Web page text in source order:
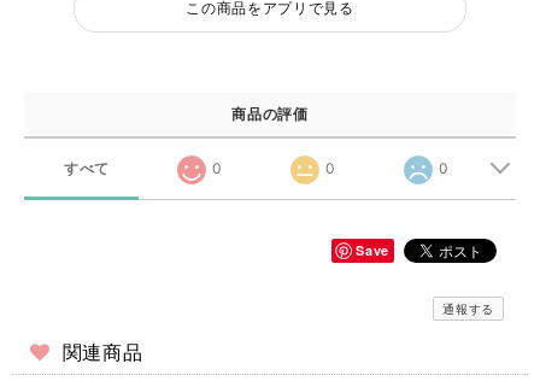
この商品をアプリで見る
商品の評価
すべて 0 0 0
Save
通報する
関連商品